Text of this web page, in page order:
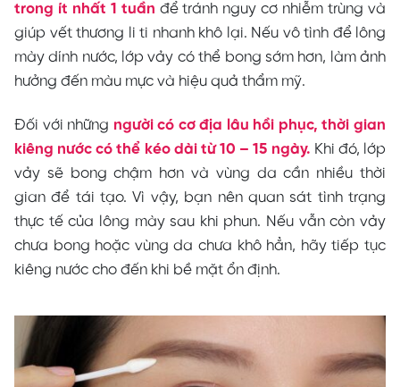
trong ít nhất 1 tuần để tránh nguy cơ nhiễm trùng và
giúp vết thương li ti nhanh khô lại. Nếu vô tình để lông
mày dính nước, lớp vảy có thể bong sớm hơn, làm ảnh
hưởng đến màu mực và hiệu quả thẩm mỹ.
Đối với những người có cơ địa lâu hồi phục, thời gian
kiêng nước có thể kéo dài từ 10 – 15 ngày. Khi đó, lớp
vảy sẽ bong chậm hơn và vùng da cần nhiều thời
gian để tái tạo. Vì vậy, bạn nên quan sát tình trạng
thực tế của lông mày sau khi phun. Nếu vẫn còn vảy
chưa bong hoặc vùng da chưa khô hẳn, hãy tiếp tục
kiêng nước cho đến khi bề mặt ổn định.